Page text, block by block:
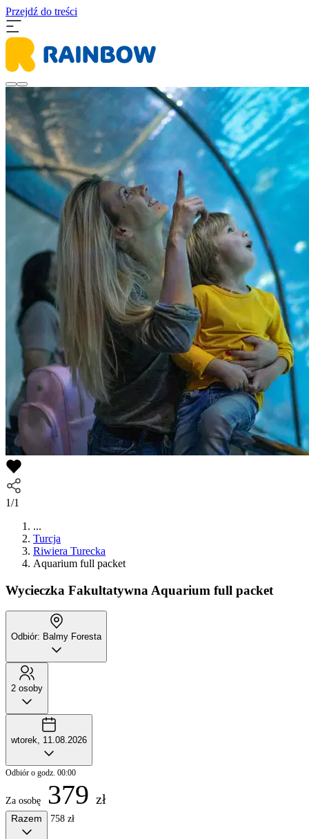
Przejdź do treści
1/1
...
Turcja
Riwiera Turecka
Aquarium full packet
Wycieczka Fakultatywna Aquarium full packet
Odbiór: Balmy Foresta
2 osoby
wtorek, 11.08.2026
Odbiór o godz. 00:00
Za osobę 379 zł
Razem 758 zł